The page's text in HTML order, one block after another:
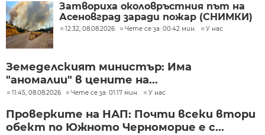
Затвориха околовръстния път на
Асеновград заради пожар (СНИМКИ)
12:32, 08.08.2026 Чете се за: 00:42 мин. У нас
Земеделският министър: Има
"аномалии" в цените на...
11:45, 08.08.2026 Чете се за: 01:17 мин. У нас
Проверките на НАП: Почти всеки втори
обект по Южното Черноморие е с...